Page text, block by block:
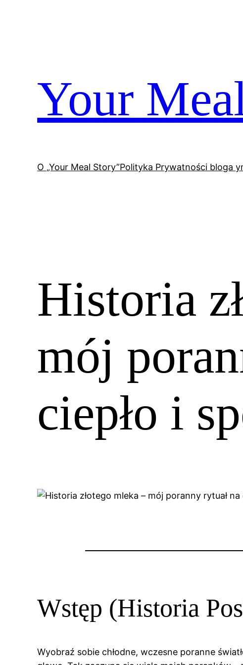
Your
O „Your Meal Story”Polityka Prywatności bloga
Historia
mój
ciepło i
Wstęp (Historia
Wyobraź sobie chłodne, wczesne poranne